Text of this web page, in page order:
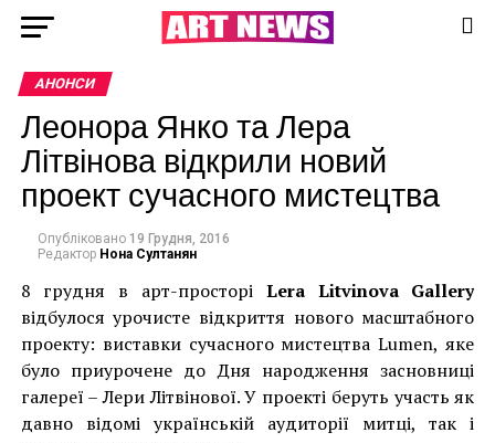
АНОНСИ
Леонора Янко та Лера
Літвінова відкрили новий
проект сучасного мистецтва
Опубліковано 19 Грудня, 2016
Редактор Нона Султанян
8 грудня в арт-просторі Lera Litvinova Gallery
відбулося урочисте відкриття нового масштабного
проекту: виставки сучасного мистецтва Lumen, яке
було приурочене до Дня народження засновниці
галереї – Лери Літвінової. У проекті беруть участь як
давно відомі українській аудиторії митці, так і